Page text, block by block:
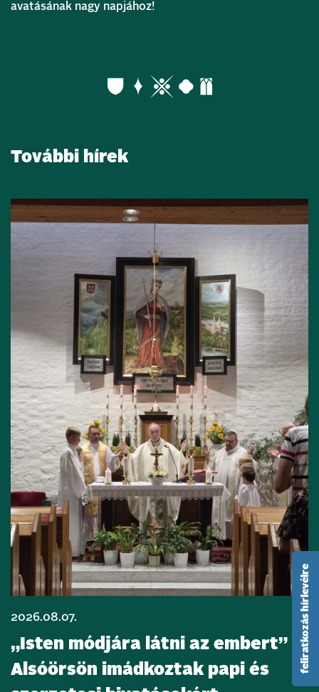
avatásának nagy napjához!
További hírek
2026.08.07.
„Isten módjára látni az embert” –
Alsóörsön imádkoztak papi és
feliratkozás hírlevélre